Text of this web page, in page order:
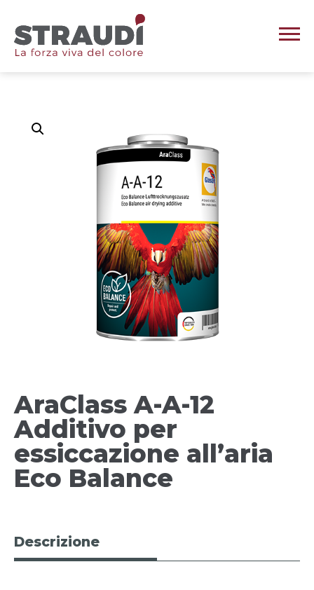
AraClass A-A-12
Additivo per
essiccazione all’aria
Eco Balance
Descrizione